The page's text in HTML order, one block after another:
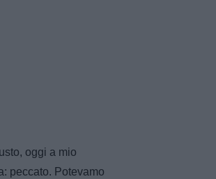
oggi a mio
peccato. Potevamo